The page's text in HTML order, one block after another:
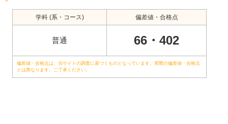
学科 (系・コース) 偏差値・合格点
普通 66・402
偏差値・合格点は、当サイトの調査に基づくものとなっています。実際の偏差値・合格点
とは異なります。ご了承ください。